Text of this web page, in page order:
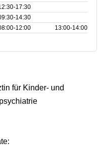
13:00‑14:00
für Kinder- und